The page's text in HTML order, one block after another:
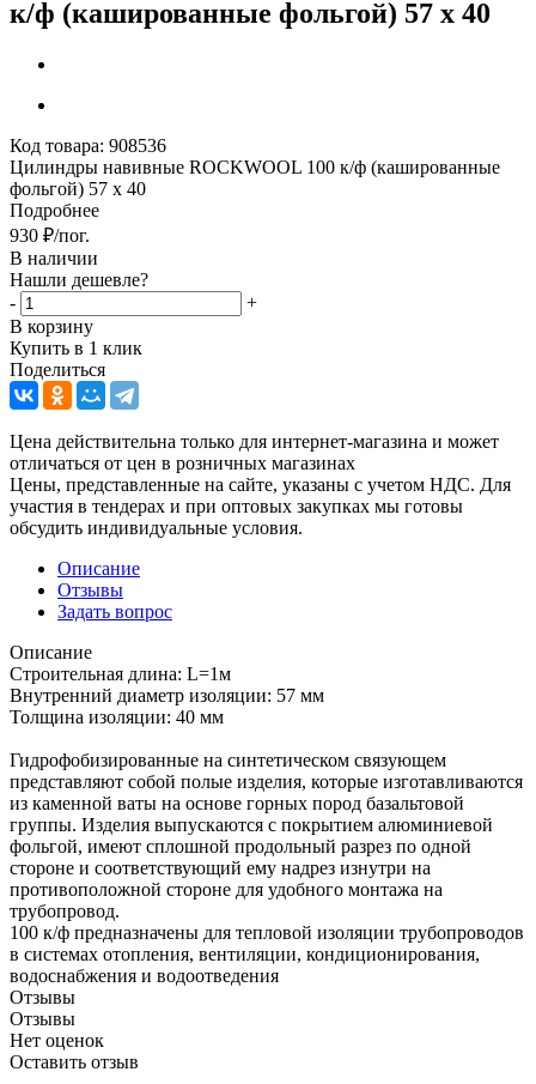
к/ф (кашированные фольгой) 57 х 40
Код товара: 908536
Цилиндры навивные ROCKWOOL 100 к/ф (кашированные
фольгой) 57 х 40
Подробнее
930 ₽/пог.
В наличии
Нашли дешевле?
-
+
В корзину
Купить в 1 клик
Поделиться
Цена действительна только для интернет-магазина и может
отличаться от цен в розничных магазинах
Цены, представленные на сайте, указаны с учетом НДС. Для
участия в тендерах и при оптовых закупках мы готовы
обсудить индивидуальные условия.
Описание
Отзывы
Задать вопрос
Описание
Строительная длина: L=1м
Внутренний диаметр изоляции: 57 мм
Толщина изоляции: 40 мм
Гидрофобизированные на синтетическом связующем
представляют собой полые изделия, которые изготавливаются
из каменной ваты на основе горных пород базальтовой
группы. Изделия выпускаются с покрытием алюминиевой
фольгой, имеют сплошной продольный разрез по одной
стороне и соответствующий ему надрез изнутри на
противоположной стороне для удобного монтажа на
трубопровод.
100 к/ф предназначены для тепловой изоляции трубопроводов
в системах отопления, вентиляции, кондиционирования,
водоснабжения и водоотведения
Отзывы
Отзывы
Нет оценок
Оставить отзыв